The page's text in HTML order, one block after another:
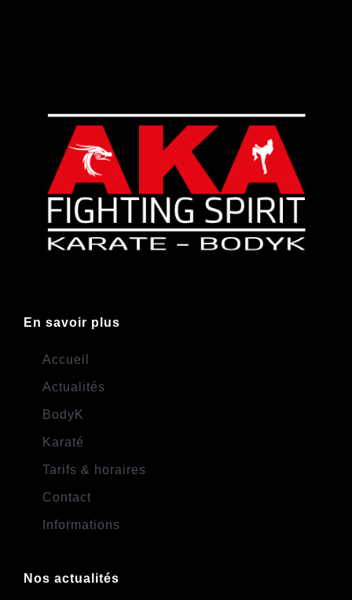
En savoir plus
Accueil
Actualités
BodyK
Karaté
Tarifs & horaires
Contact
Informations
Nos actualités